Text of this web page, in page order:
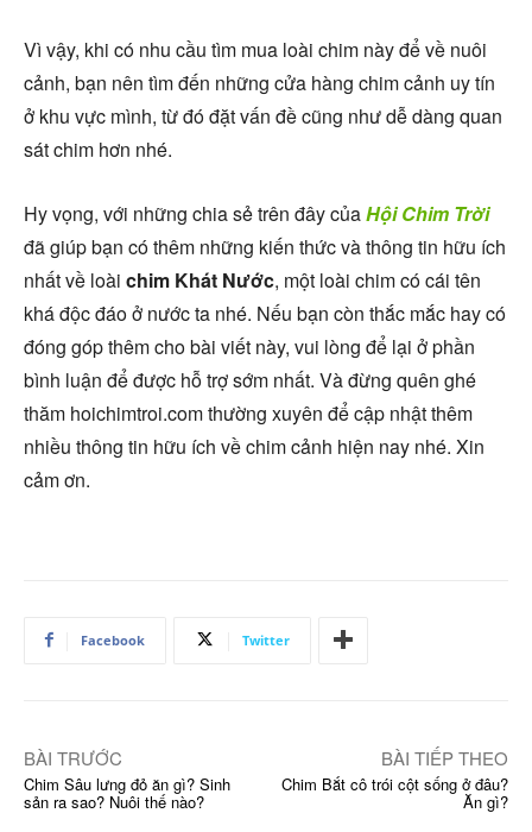
Vì vậy, khi có nhu cầu tìm mua loài chim này để về nuôi
cảnh, bạn nên tìm đến những cửa hàng chim cảnh uy tín
ở khu vực mình, từ đó đặt vấn đề cũng như dễ dàng quan
sát chim hơn nhé.
Hy vọng, với những chia sẻ trên đây củaHội Chim Trời
đã giúp bạn có thêm những kiến thức và thông tin hữu ích
nhất về loài chim Khát Nước, một loài chim có cái tên
khá độc đáo ở nước ta nhé. Nếu bạn còn thắc mắc hay có
đóng góp thêm cho bài viết này, vui lòng để lại ở phần
bình luận để được hỗ trợ sớm nhất. Và đừng quên ghé
thăm hoichimtroi.com thường xuyên để cập nhật thêm
nhiều thông tin hữu ích về chim cảnh hiện nay nhé. Xin
cảm ơn.
Facebook Twitter
BÀI TRƯỚC
Chim Sâu lưng đỏ ăn gì? Sinh
sản ra sao? Nuôi thế nào?
BÀI TIẾP THEO
Chim Bắt cô trói cột sống ở đâu?
Ăn gì?